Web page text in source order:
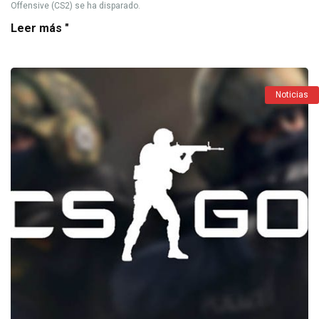
Offensive (CS2) se ha disparado.
Leer más "
Noticias